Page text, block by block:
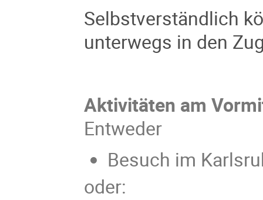
Selbstverständlich
unterwegs in den
Aktivitäten am
Entweder
Besuch im
oder: